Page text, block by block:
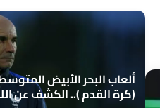
(كرة القدم ).. الكشف عن